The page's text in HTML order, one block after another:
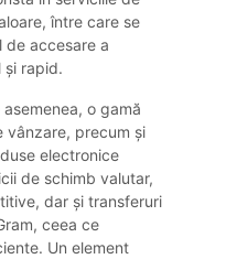
între care se
de accesare a
și rapid.
o gamă
vânzare, precum și
electronice
de schimb valutar,
dar și transferuri
ceea ce
Un element